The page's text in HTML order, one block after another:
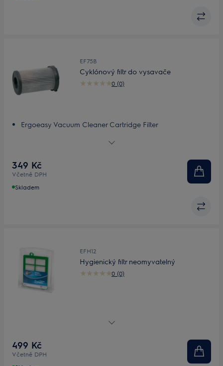
EF75B
0 (0)
Cyklónový filtr do vysavače
Ergoeasy Vacuum Cleaner Cartridge Filter
349 Kč
Včetně DPH
Skladem
EFH12
0 (0)
Hygienický filtr neomyvatelný
499 Kč
Včetně DPH